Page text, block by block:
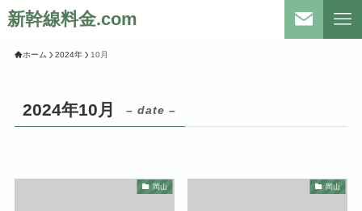
新幹線料金.com
ホーム 2024年 10月
2024年10月 – date –
岡山 岡山